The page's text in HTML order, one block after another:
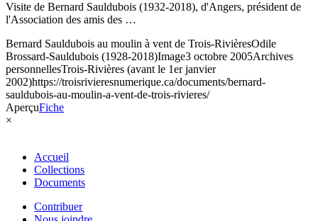
Visite de Bernard Sauldubois (1932-2018), d'Angers, président de
l'Association des amis des …
Bernard Sauldubois au moulin à vent de Trois-RivièresOdile
Brossard-Sauldubois (1928-2018)Image3 octobre 2005Archives
personnellesTrois-Rivières (avant le 1er janvier
2002)https://troisrivieresnumerique.ca/documents/bernard-
sauldubois-au-moulin-a-vent-de-trois-rivieres/
AperçuFiche
×
Accueil
Collections
Documents
Contribuer